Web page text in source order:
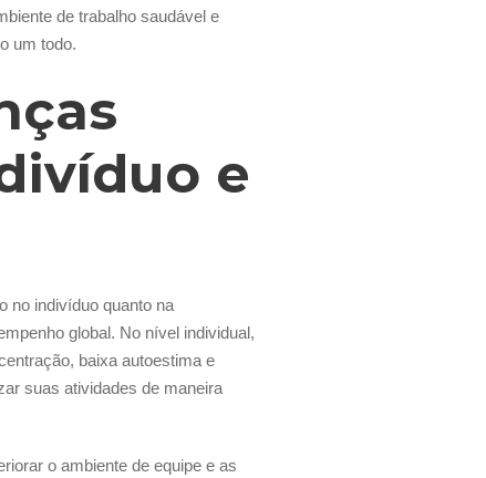
de trabalho saudável e
um todo.
e
no indivíduo quanto na
global. No nível individual,
baixa autoestima e
suas atividades de maneira
o ambiente de equipe e as